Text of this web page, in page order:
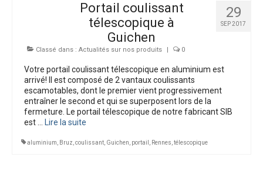
Nos Réalisations 29
SEP 2017
Portail coulissant
télescopique à
Guichen
Classé dans : Actualités sur nos produits 0
Votre portail coulissant télescopique en aluminium est
arrivé! Il est composé de 2 vantaux coulissants
escamotables, dont le premier vient progressivement
entraîner le second et qui se superposent lors de la
fermeture. Le portail télescopique de notre fabricant SIB
est …
Lire la suite­­
aluminium Bruz coulissant Guichen portail Rennes télescopique